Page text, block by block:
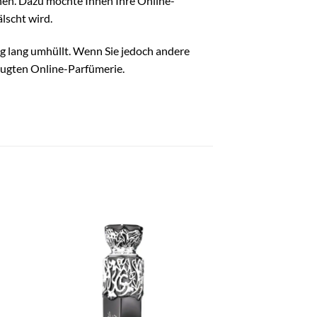
wird.
lang umhüllt. Wenn Sie jedoch andere
Online-Parfümerie.